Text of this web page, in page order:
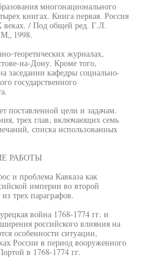
многонационального
книгах. Книга первая. Россия
/ Под общей ред. Г.Л.
1998.
теоретических журналах,
на-Дону. Кроме того,
заседании кафедры социально-
государственного
поставленной цели и задачам.
трех глав, включающих семь
списка использованных
РАБОТЫ
и проблема Кавказа как
империи во второй
трех параграфов.
война 1768-1774 гг. и
российского влияния на
особенности ситуации,
России в период вооруженного
в 1768-1774 гг.